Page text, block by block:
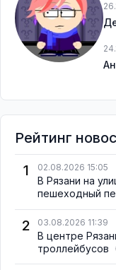
Рейтинг
1
02.08.2026 15:05
В Рязани на
пешеходный
2 03.08.2026 11:39
В центре
троллейбусов